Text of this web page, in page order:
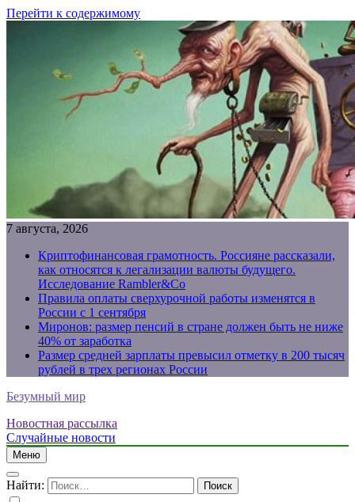
Перейти к содержимому
7 августа, 2026
Криптофинансовая грамотность. Россияне рассказали,
как относятся к легализации валюты будущего.
Исследование Rambler&Co
Правила оплаты сверхурочной работы изменятся в
России с 1 сентября
Миронов: размер пенсий в стране должен быть не ниже
40% от заработка
Размер средней зарплаты превысил отметку в 200 тысяч
рублей в трех регионах России
Безумный мир
Новостная рассылка
Случайные новости
Меню
Найти: